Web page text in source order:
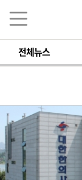
전체뉴스